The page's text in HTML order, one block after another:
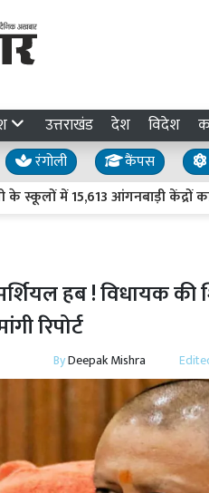
उत्तराखंड देश विदेश
रंगोली कैंपस
में 15,613 आंगनबाड़ी केंद्रों का
हब ! विधायक की
रिपोर्ट
ByDeepak Mishra